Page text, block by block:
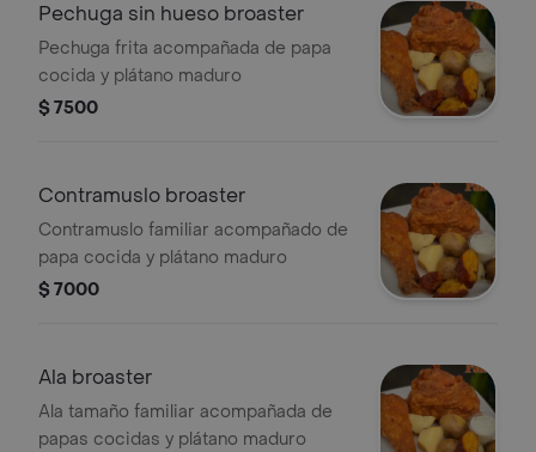
Pechuga sin hueso broaster
Pechuga frita acompañada de papa
cocida y plátano maduro
$ 7500
Contramuslo broaster
Contramuslo familiar acompañado de
papa cocida y plátano maduro
$ 7000
Ala broaster
Ala tamaño familiar acompañada de
papas cocidas y plátano maduro